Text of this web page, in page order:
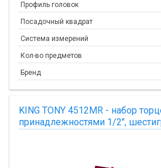
Профиль головок
Посадочный квадрат
Система измерений
Кол-во предметов
Бренд
KING TONY 4512MR - набор
принадлежностями 1/2",